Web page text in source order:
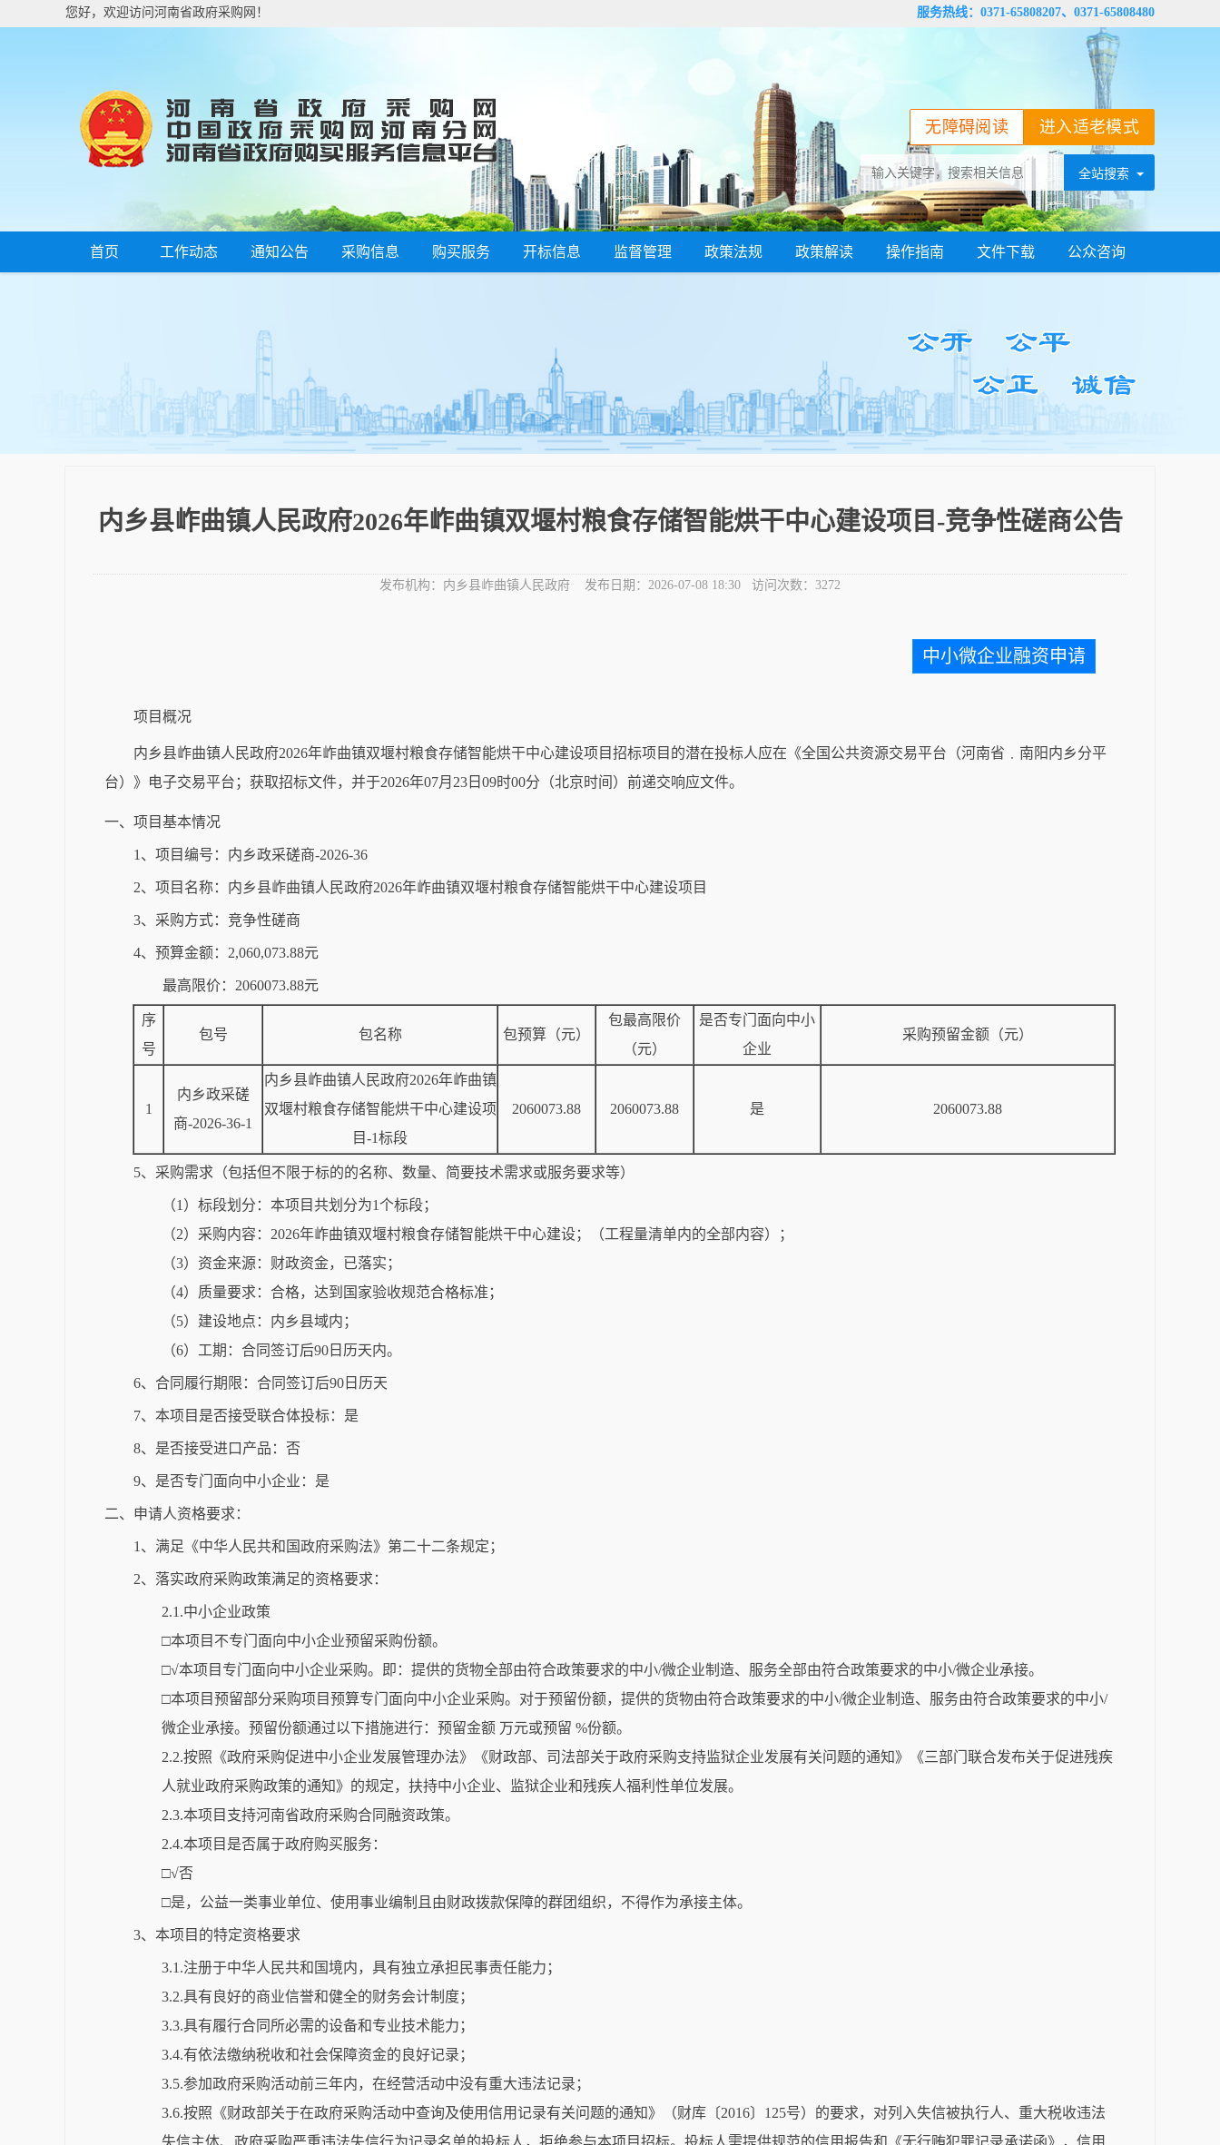
您好，欢迎访问河南省政府采购网！ 服务热线：0371-65808207、0371-65808480
进入适老模式
无障碍阅读
首页 工作动态 通知公告 采购信息 购买服务 开标信息 监督管理 政策法规 政策解读 操作指南 文件下载 公众咨询
内乡县岞曲镇人民政府2026年岞曲镇双堰村粮食存储智能烘干中心建设项目-竞争性磋商公告
发布机构： 内乡县岞曲镇人民政府 发布日期： 2026-07-08 18:30 访问次数： 3272
中小微企业融资申请
项目概况
内乡县岞曲镇人民政府2026年岞曲镇双堰村粮食存储智能烘干中心建设项目招标项目的潜在投标人应在 《全国公共资源交易平台（河南省﹒南阳内乡分平
台）》电子交易平台； 获取招标文件，并于2026年07月23日09时00分 （北京时间）前递交响应文件。
一、项目基本情况
1、项目编号：内乡政采磋商-2026-36
2、项目名称：内乡县岞曲镇人民政府2026年岞曲镇双堰村粮食存储智能烘干中心建设项目
3、采购方式：竞争性磋商
4、预算金额：2,060,073.88元
最高限价：2060073.88元
序
号
包号 包名称 包预算（元）
包最高限价
（元）
是否专门面向中小
企业
采购预留金额（元）
1
内乡政采磋
商-2026-36-1
内乡县岞曲镇人民政府2026年岞曲镇
双堰村粮食存储智能烘干中心建设项
目-1标段
2060073.88 2060073.88 是 2060073.88
5、采购需求（包括但不限于标的的名称、数量、简要技术需求或服务要求等）
（1）标段划分：本项目共划分为1个标段；
（2）采购内容：2026年岞曲镇双堰村粮食存储智能烘干中心建设；（工程量清单内的全部内容）；
（3）资金来源：财政资金，已落实；
（4）质量要求：合格，达到国家验收规范合格标准；
（5）建设地点：内乡县域内；
（6）工期：合同签订后90日历天内。
6、合同履行期限：合同签订后90日历天
7、本项目是否接受联合体投标：是
8、是否接受进口产品：否
9、是否专门面向中小企业：是
二、申请人资格要求：
1、满足《中华人民共和国政府采购法》第二十二条规定；
2、落实政府采购政策满足的资格要求：
2.1.中小企业政策
□本项目不专门面向中小企业预留采购份额。
□√本项目专门面向中小企业采购。即：提供的货物全部由符合政策要求的中小/微企业制造、服务全部由符合政策要求的中小/微企业承接。
□本项目预留部分采购项目预算专门面向中小企业采购。对于预留份额，提供的货物由符合政策要求的中小/微企业制造、服务由符合政策要求的中小/
微企业承接。预留份额通过以下措施进行：预留金额 万元或预留 %份额。
2.2.按照《政府采购促进中小企业发展管理办法》《财政部、司法部关于政府采购支持监狱企业发展有关问题的通知》《三部门联合发布关于促进残疾
人就业政府采购政策的通知》的规定，扶持中小企业、监狱企业和残疾人福利性单位发展。
2.3.本项目支持河南省政府采购合同融资政策。
2.4.本项目是否属于政府购买服务：
□√否
□是，公益一类事业单位、使用事业编制且由财政拨款保障的群团组织，不得作为承接主体。
3、本项目的特定资格要求
3.1.注册于中华人民共和国境内，具有独立承担民事责任能力；
3.2.具有良好的商业信誉和健全的财务会计制度；
3.3.具有履行合同所必需的设备和专业技术能力；
3.4.有依法缴纳税收和社会保障资金的良好记录；
3.5.参加政府采购活动前三年内，在经营活动中没有重大违法记录；
3.6.按照《财政部关于在政府采购活动中查询及使用信用记录有关问题的通知》（财库〔2016〕125号）的要求，对列入失信被执行人、重大税收违法
失信主体、政府采购严重违法失信行为记录名单的投标人，拒绝参与本项目招标。投标人需提供规范的信用报告和《无行贿犯罪记录承诺函》，信用